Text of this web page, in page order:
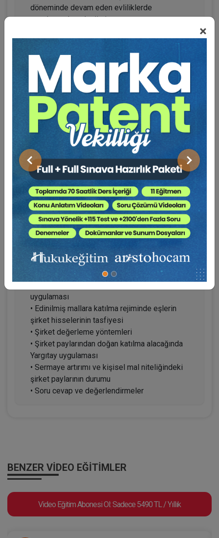
×
Önceki Sonraki
döneminde devam eden evliliklerde
uygulanacak mal rejimi
• Tasfiyede dikkate alınacak ve dikkate
alınmayacak malvarlıklarının ayrımı
• Değerlendirme anı ve malların tasfiyede
hangi tarihteki değerleri ile dikkate alınacağı
• Mal rejimi tasfiyesi davalarında görevli ve
yetkili mahkeme
• Zamanaşımı
• İspat karineleri
• Genel olarak mal rejimi tasfiyesi davalarında
öne sürülen ve öne sürülemeyecek talepler
Oturum 4: Özel Durumlar ve Şirket Payları
Eğitmen:Av. Ayça ÖZDOĞAN
• Zina ve hayata kast nedeniyle boşanmanın
tasfiyeye etkisi
• Ölüm nedeniyle tasfiye
• Bilirkişi raporlarından uygulamalı örnekler ve
Bölge Adliye Mahkemesi ve Yargıtay
uygulaması
• Edinilmiş mallara katılma rejiminde eşlerin
şirket hisselerinin tasfiyesi
• Şirket değerleme yöntemleri
• Şirket paylarından doğan katılma alacağında
Yargıtay uygulaması
• Sermaye artırımı ve kişisel mal niteliğindeki
şirket paylarının durumu
• Soru cevap ve değerlendirmeler
BENZER VIDEO EĞITIMLER
Video Eğitim Abonesi Ol: Sadece 5490 TL / Yıllık